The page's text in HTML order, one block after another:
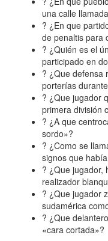
una calle
? ¿En que
de penaltis para
? ¿Quién es el
participado en
? ¿Que defensa
porterías
? ¿Que jugador
primera división
? ¿A que
sordo»?
? ¿Como se
signos que
? ¿Que jugador,
realizador
? ¿Que jugador
sudamérica
? ¿Que
«cara cortada»?